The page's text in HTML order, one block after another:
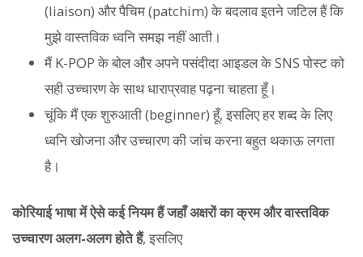
(liaison) और पैचिम (patchim) के बदलाव इतने जटिल हैं कि
मुझे वास्तविक ध्वनि समझ नहीं आती।
मैं K-POP के बोल और अपने पसंदीदा आइडल के SNS पोस्ट को
सही उच्चारण के साथ धाराप्रवाह पढ़ना चाहता हूँ।
चूंकि मैं एक शुरुआती (beginner) हूँ, इसलिए हर शब्द के लिए
ध्वनि खोजना और उच्चारण की जांच करना बहुत थकाऊ लगता
है।
कोरियाई भाषा में ऐसे कई नियम हैं जहाँ अक्षरों का क्रम और वास्तविक
उच्चारण अलग-अलग होते हैं, इसलिए